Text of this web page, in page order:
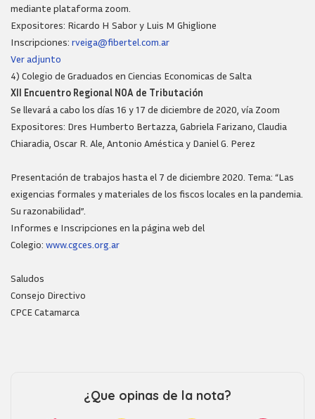
mediante plataforma zoom.
Expositores: Ricardo H Sabor y Luis M Ghiglione
Inscripciones: rveiga@fibertel.com.ar
Ver adjunto
4) Colegio de Graduados en Ciencias Economicas de Salta
XII Encuentro Regional NOA de Tributación
Se llevará a cabo los días 16 y 17 de diciembre de 2020, vía Zoom
Expositores: Dres Humberto Bertazza, Gabriela Farizano, Claudia
Chiaradia, Oscar R. Ale, Antonio Améstica y Daniel G. Perez
Presentación de trabajos hasta el 7 de diciembre 2020. Tema: “Las
exigencias formales y materiales de los fiscos locales en la pandemia.
Su razonabilidad”.
Informes e Inscripciones en la página web del
Colegio: www.cgces.org.ar
Saludos
Consejo Directivo
CPCE Catamarca
¿Que opinas de la nota?